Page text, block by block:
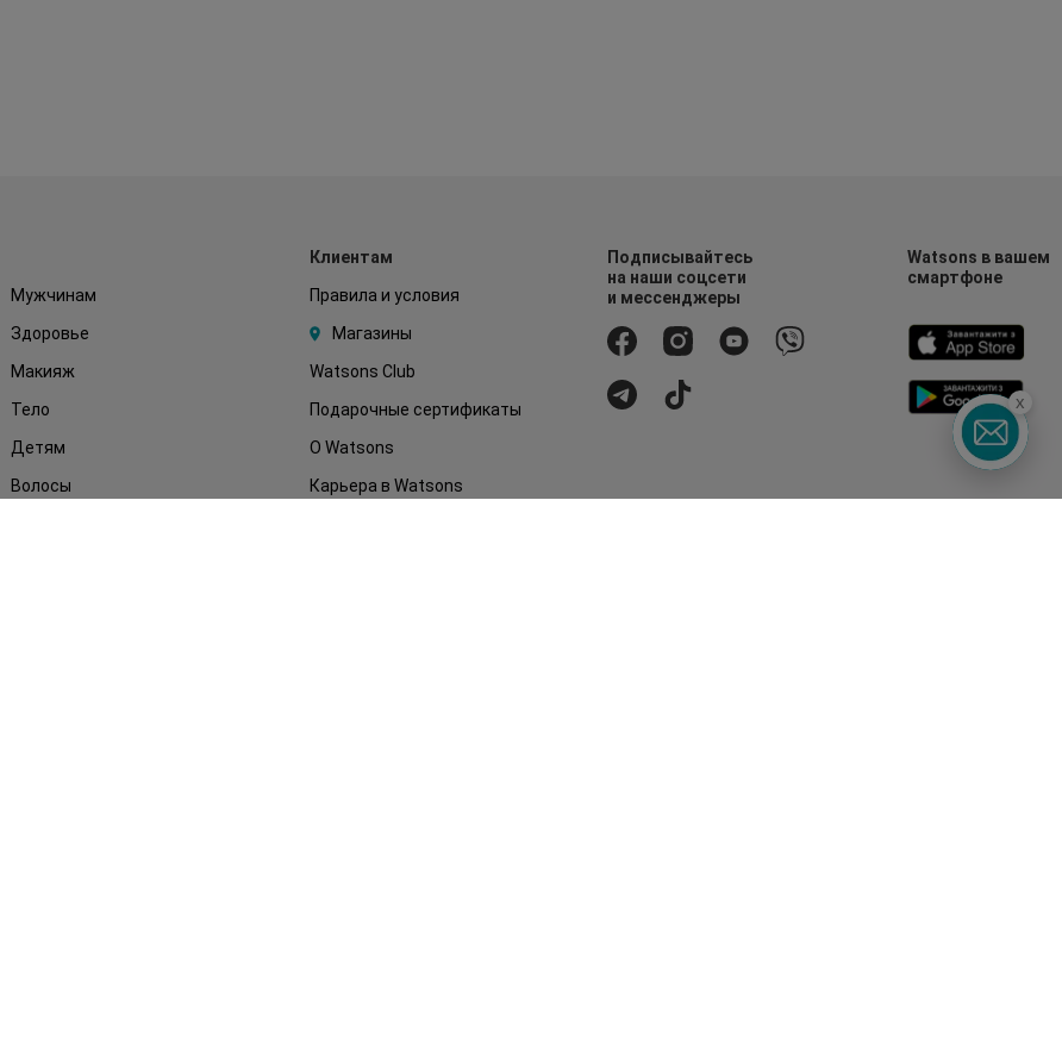
Мужчинам
Здоровье
Макияж
Тело
Детям
Волосы
Клиентам
Правила и условия
Магазины
Watsons Club
Подарочные сертификаты
О Watsons
Карьера в Watsons
Подписывайтесь
на наши соцсети
и мессенджеры
Watsons в вашем
смартфоне
x